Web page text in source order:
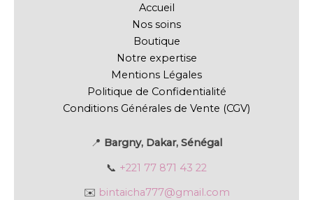
Accueil
Nos soins
Boutique
Notre expertise
Mentions Légales
Politique de Confidentialité
Conditions Générales de Vente (CGV)
📍 Bargny, Dakar, Sénégal
📞 +221 77 871 43 22
✉️ bintaicha777@gmail.com